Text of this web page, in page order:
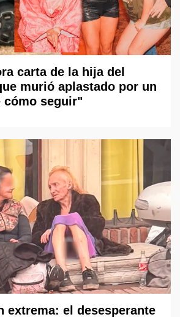
carta de la hija del
murió aplastado por un
cómo seguir"
extrema: el desesperante